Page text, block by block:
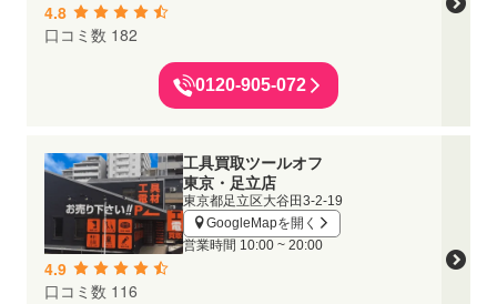
4.8
口コミ数 182
0120-905-072
工具買取ツールオフ
東京・足立店
東京都足立区大谷田3-2-19
GoogleMapを開く
営業時間 10:00 ~ 20:00
4.9
口コミ数 116